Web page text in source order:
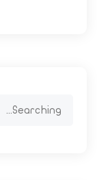
Search